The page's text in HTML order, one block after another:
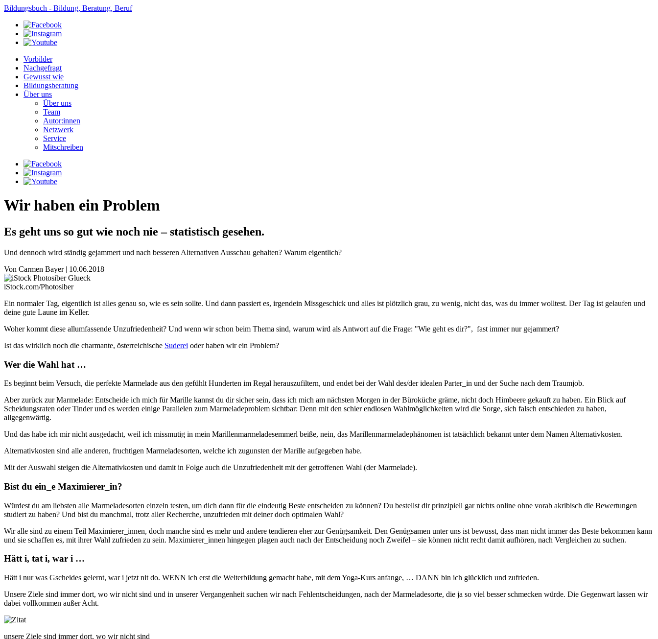
Bildungsbuch - Bildung, Beratung, Beruf
Vorbilder
Nachgefragt
Gewusst wie
Bildungsberatung
Über uns
Über uns
Team
Autor:innen
Netzwerk
Service
Mitschreiben
Wir haben ein Problem
Es geht uns so gut wie noch nie – statistisch gesehen.
Und dennoch wird ständig gejammert und nach besseren Alternativen Ausschau gehalten? Warum eigentlich?
Von Carmen Bayer| 10.06.2018
iStock.com/Photosiber
Ein normaler Tag, eigentlich ist alles genau so, wie es sein sollte. Und dann passiert es, irgendein Missgeschick und alles ist plötzlich grau, zu wenig, nicht das, was du immer wolltest. Der Tag ist gelaufen und
deine gute Laune im Keller.
Woher kommt diese allumfassende Unzufriedenheit? Und wenn wir schon beim Thema sind, warum wird als Antwort auf die Frage: "Wie geht es dir?", fast immer nur gejammert?
Ist das wirklich noch die charmante, österreichische Suderei oder haben wir ein Problem?
Wer die Wahl hat …
Es beginnt beim Versuch, die perfekte Marmelade aus den gefühlt Hunderten im Regal herauszufiltern, und endet bei der Wahl des/der idealen Parter_in und der Suche nach dem Traumjob.
Aber zurück zur Marmelade: Entscheide ich mich für Marille kannst du dir sicher sein, dass ich mich am nächsten Morgen in der Büroküche gräme, nicht doch Himbeere gekauft zu haben. Ein Blick auf
Scheidungsraten oder Tinder und es werden einige Parallelen zum Marmeladeproblem sichtbar: Denn mit den schier endlosen Wahlmöglichkeiten wird die Sorge, sich falsch entschieden zu haben,
allgegenwärtig.
Und das habe ich mir nicht ausgedacht, weil ich missmutig in mein Marillenmarmeladesemmerl beiße, nein, das Marillenmarmeladephänomen ist tatsächlich bekannt unter dem Namen Alternativkosten.
Alternativkosten sind alle anderen, fruchtigen Marmeladesorten, welche ich zugunsten der Marille aufgegeben habe.
Mit der Auswahl steigen die Alternativkosten und damit in Folge auch die Unzufriedenheit mit der getroffenen Wahl (der Marmelade).
Bist du ein_e Maximierer_in?
Würdest du am liebsten alle Marmeladesorten einzeln testen, um dich dann für die eindeutig Beste entscheiden zu können? Du bestellst dir prinzipiell gar nichts online ohne vorab akribisch die Bewertungen
studiert zu haben? Und bist du manchmal, trotz aller Recherche, unzufrieden mit deiner doch optimalen Wahl?
Wir alle sind zu einem Teil Maximierer_innen, doch manche sind es mehr und andere tendieren eher zur Genügsamkeit. Den Genügsamen unter uns ist bewusst, dass man nicht immer das Beste bekommen kann
und sie schaffen es, mit ihrer Wahl zufrieden zu sein. Maximierer_innen hingegen plagen auch nach der Entscheidung noch Zweifel – sie können nicht recht damit aufhören, nach Vergleichen zu suchen.
Hätt i, tat i, war i …
Hätt i nur was Gscheides gelernt, war i jetzt nit do. WENN ich erst die Weiterbildung gemacht habe, mit dem Yoga-Kurs anfange, … DANN bin ich glücklich und zufrieden.
Unsere Ziele sind immer dort, wo wir nicht sind und in unserer Vergangenheit suchen wir nach Fehlentscheidungen, nach der Marmeladesorte, die ja so viel besser schmecken würde. Die Gegenwart lassen wir
dabei vollkommen außer Acht.
unsere Ziele sind immer dort, wo wir nicht sind